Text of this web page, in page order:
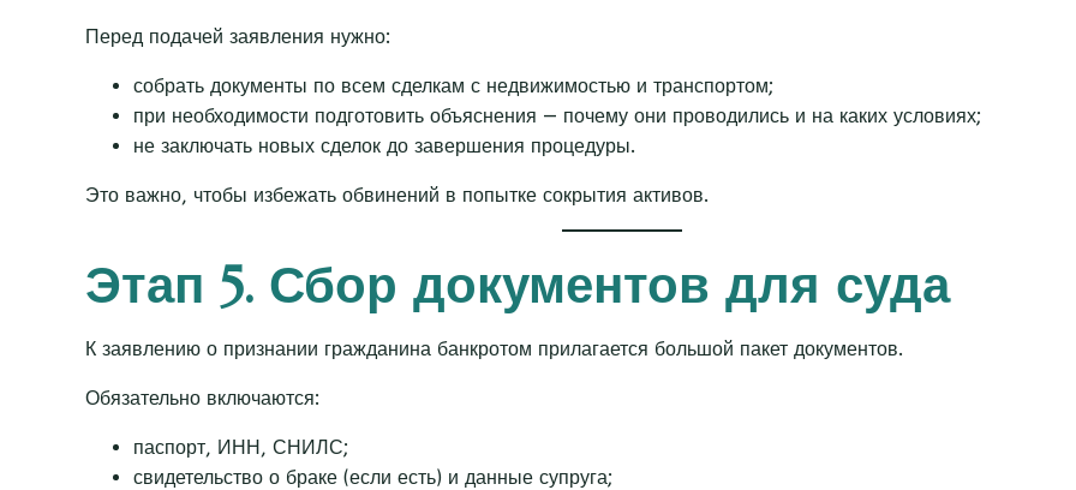
Перед подачей заявления нужно:
собрать документы по всем сделкам с недвижимостью и транспортом;
при необходимости подготовить объяснения — почему они проводились и на каких условиях;
не заключать новых сделок до завершения процедуры.
Это важно, чтобы избежать обвинений в попытке сокрытия активов.
Этап 5. Сбор документов для суда
К заявлению о признании гражданина банкротом прилагается большой пакет документов.
Обязательно включаются:
паспорт, ИНН, СНИЛС;
свидетельство о браке (если есть) и данные супруга;